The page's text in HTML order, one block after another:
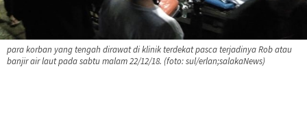
para korban yang tengah dirawat di klinik terdekat pasca terjadinya Rob atau
banjir air laut pada sabtu malam 22/12/18. (foto: sul/erlan;salakaNews)